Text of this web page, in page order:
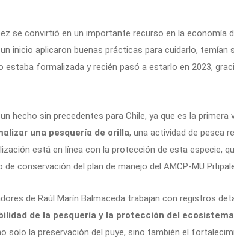
se convirtió en un importante recurso en la economía
inicio aplicaron buenas prácticas para cuidarlo, temían
estaba formalizada y recién pasó a estarlo en 2023,
hecho sin precedentes para Chile, ya que es la primera
una pesquería de orilla, una actividad de pesca
está en línea con la protección de esta especie,
conservación del plan de manejo del AMCP-MU
de Raúl Marín Balmaceda trabajan con registros
de la pesquería y la protección del
solo la preservación del puye, sino también el